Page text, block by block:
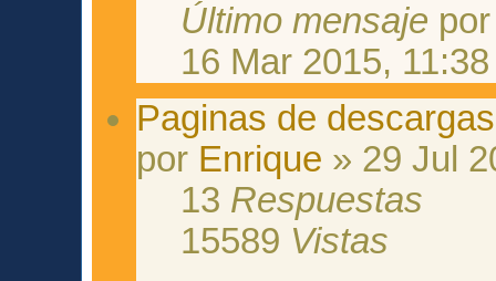
Último mensaje
16 Mar 2015, 11:38
Paginas de
por Enrique » 29 Jul
13 Respuestas
15589 Vistas